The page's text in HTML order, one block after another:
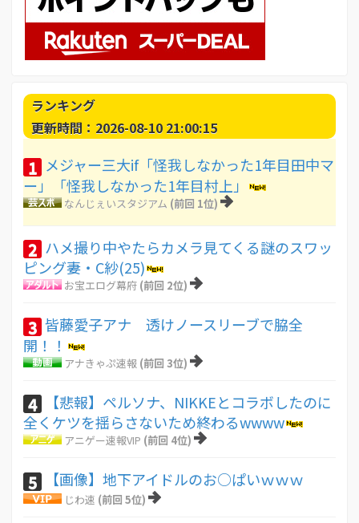
ランキング
更新時間：2026-08-10 21:00:15
1 メジャー三大if「怪我しなかった1年目田中マ
ー」「怪我しなかった1年目村上」
なんじぇいスタジアム (前回 1位)
2 ハメ撮り中やたらカメラ見てくる謎のスワッ
ピング妻・C紗(25)
お宝エログ幕府 (前回 2位)
3 皆藤愛子アナ 透けノースリーブで脇全
開！！
アナきゃぷ速報 (前回 3位)
4
【悲報】ペルソナ、NIKKEとコラボしたのに
全くケツを揺らさないため終わるwwww
アニゲー速報VIP (前回 4位)
5 【画像】地下アイドルのお○ぱいｗｗｗ
じわ速 (前回 5位)